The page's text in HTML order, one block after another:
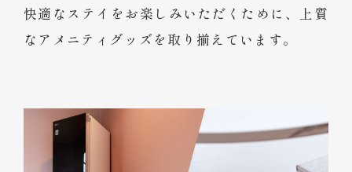
快適なステイをお楽しみいただくために、上質
なアメニティグッズを取り揃えています。